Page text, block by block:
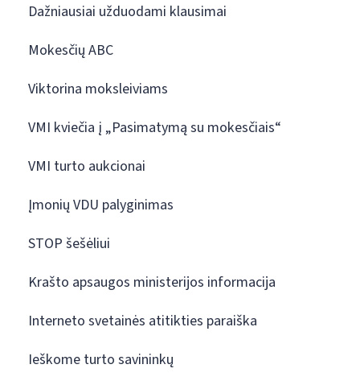
Dažniausiai užduodami klausimai
Mokesčių ABC
Viktorina moksleiviams
VMI kviečia į „Pasimatymą su mokesčiais“
VMI turto aukcionai
Įmonių VDU palyginimas
STOP šešėliui
Krašto apsaugos ministerijos informacija
Interneto svetainės atitikties paraiška
Ieškome turto savininkų